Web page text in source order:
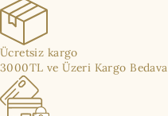
Ücretsiz kargo
3000TL ve Üzeri Kargo Bedava